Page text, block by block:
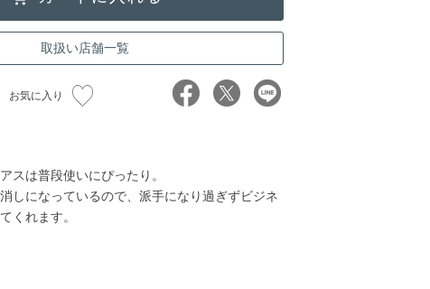
取扱い店舗一覧
お気に入り
スは普段使いにぴったり。
しになっているので、派手になり過ぎずビジネ
くれます。